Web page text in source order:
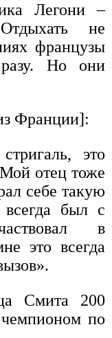
Легони –
не
французы
Но они
Франции]:
это
отец тоже
себе такую
был с
в
это всегда
Смита 200
по